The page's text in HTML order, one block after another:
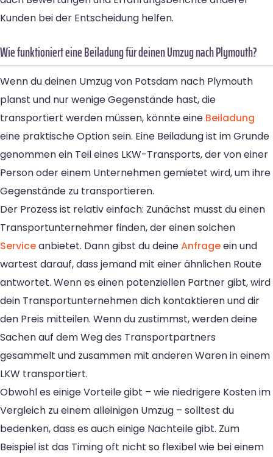
Kunden bei der Entscheidung helfen.
Wie funktioniert eine Beiladung für deinen Umzug nach Plymouth?
Wenn du deinen Umzug von Potsdam nach Plymouth
planst und nur wenige Gegenstände hast, die
transportiert werden müssen, könnte eine Beiladung
eine praktische Option sein. Eine Beiladung ist im Grunde
genommen ein Teil eines LKW-Transports, der von einer
Person oder einem Unternehmen gemietet wird, um ihre
Gegenstände zu transportieren.
Der Prozess ist relativ einfach: Zunächst musst du einen
Transportunternehmer finden, der einen solchen
Serviceanbietet. Dann gibst du deineAnfrageein und
wartest darauf, dass jemand mit einer ähnlichen Route
antwortet. Wenn es einen potenziellen Partner gibt, wird
dein Transportunternehmen dich kontaktieren und dir
den Preis mitteilen. Wenn du zustimmst, werden deine
Sachen auf dem Weg des Transportpartners
gesammelt und zusammen mit anderen Waren in einem
LKW transportiert.
Obwohl es einige Vorteile gibt – wie niedrigere Kosten im
Vergleich zu einem alleinigen Umzug – solltest du
bedenken, dass es auch einige Nachteile gibt. Zum
Beispiel ist das Timing oft nicht so flexibel wie bei einem